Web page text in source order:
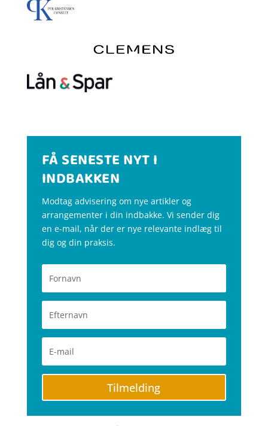
FÅ SENESTE NYT I
INDBAKKEN
Modtag advisering om nye artikler og
arrangementer i din indbakke. Vi sender dig
en e-mail, når der er nye relevante indlæg til
dig og din praksis.
Tilmelding